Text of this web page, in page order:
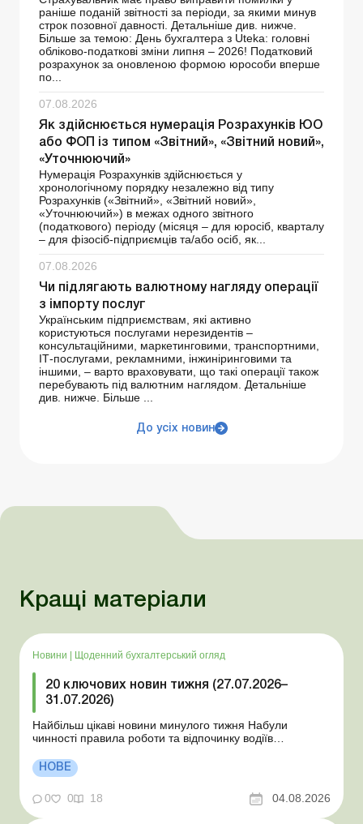
раніше поданій звітності за періоди, за якими минув
строк позовної давності. Детальніше див. нижче.
Більше за темою: День бухгалтера з Uteka: головні
обліково-податкові зміни липня – 2026! Податковий
розрахунок за оновленою формою юрособи вперше
по...
07.08.2026
Як здійснюється нумерація Розрахунків ЮО
або ФОП із типом «Звітний», «Звітний новий»,
«Уточнюючий»
Нумерація Розрахунків здійснюється у
хронологічному порядку незалежно від типу
Розрахунків («Звітний», «Звітний новий»,
«Уточнюючий») в межах одного звітного
(податкового) періоду (місяця – для юросіб, кварталу
– для фізосіб-підприємців та/або осіб, як...
07.08.2026
Чи підлягають валютному нагляду операції
з імпорту послуг
Українським підприємствам, які активно
користуються послугами нерезидентів –
консультаційними, маркетинговими, транспортними,
ІТ-послугами, рекламними, інжиніринговими та
іншими, – варто враховувати, що такі операції також
перебувають під валютним наглядом. Детальніше
див. нижче. Більше ...
До усіх новин
Кращі матеріали
Новини Щоденний бухгалтерський огляд
20 ключових новин тижня (27.07.2026–
31.07.2026)
Найбільш цікаві новини минулого тижня Набули
чинності правила роботи та відпочинку водіїв
стан Для сільгосппідприємств і ФОП запроваджено нові
одноразові статистичні форми З 2 серпня змінюється
порядок зарахування окремих періодів роботи до стр...
НОВЕ
0 0 18 04.08.2026